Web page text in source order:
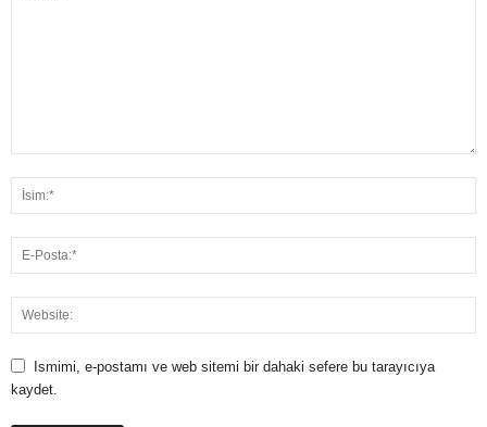
Ismimi, e-postamı ve web sitemi bir dahaki sefere bu tarayıcıya
kaydet.